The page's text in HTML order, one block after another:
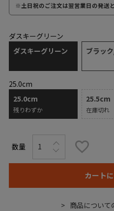
※土日祝のご注文は翌営業日の発送と
25.0cm
25.0cm
残りわずか
25.5cm
在庫切れ
ダスキーグリーン
ダスキーグリーン
ブラッ
カート
商品について